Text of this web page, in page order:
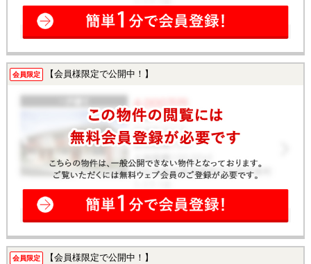
会員限定 【会員様限定で公開中！】
会員限定 【会員様限定で公開中！】